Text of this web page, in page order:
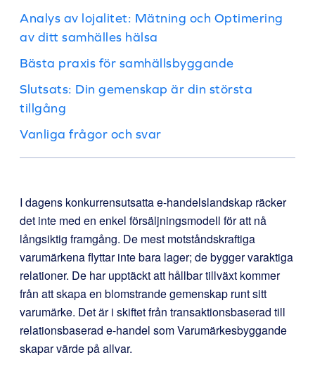
Analys av lojalitet: Mätning och Optimering
av ditt samhälles hälsa
Bästa praxis för samhällsbyggande
Slutsats: Din gemenskap är din största
tillgång
Vanliga frågor och svar
I dagens konkurrensutsatta e-handelslandskap räcker
det inte med en enkel försäljningsmodell för att nå
långsiktig framgång. De mest motståndskraftiga
varumärkena flyttar inte bara lager; de bygger varaktiga
relationer. De har upptäckt att hållbar tillväxt kommer
från att skapa en blomstrande gemenskap runt sitt
varumärke. Det är i skiftet från transaktionsbaserad till
relationsbaserad e-handel som Varumärkesbyggande
skapar värde på allvar.